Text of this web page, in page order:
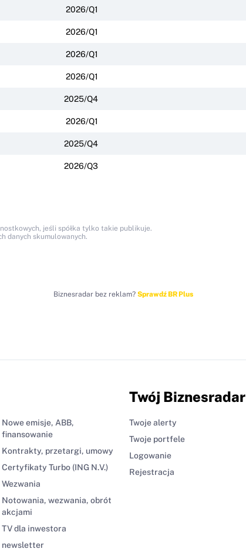
2026/Q1
2026/Q1
2026/Q1
2026/Q1
2025/Q4
2026/Q1
2025/Q4
2026/Q3
jeśli spółka tylko takie publikuje.
danych skumulowanych.
Biznesradar bez reklam? Sprawdź BR Plus
Nowe emisje, ABB,
finansowanie
Kontrakty, przetargi, umowy
Certyfikaty Turbo (ING N.V.)
Wezwania
Notowania, wezwania, obrót
akcjami
TV dla inwestora
newsletter
Twój Biznesradar
Twoje alerty
Twoje portfele
Logowanie
Rejestracja